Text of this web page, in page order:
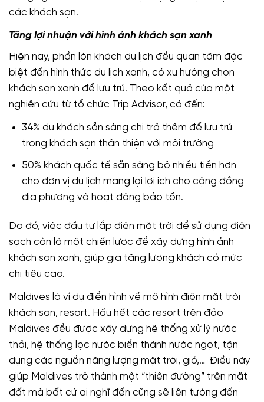
các khách sạn.
Tăng lợi nhuận với hình ảnh khách sạn xanh
Hiện nay, phần lớn khách du lịch đều quan tâm đặc
biệt đến hình thức du lịch xanh, có xu hướng chọn
khách sạn xanh để lưu trú. Theo kết quả của một
nghiên cứu từ tổ chức Trip Advisor, có đến:
34% du khách sẵn sàng chi trả thêm để lưu trú
trong khách sạn thân thiện với môi trường
50% khách quốc tế sẵn sàng bỏ nhiều tiền hơn
cho đơn vị du lịch mang lại lợi ích cho cộng đồng
địa phương và hoạt động bảo tồn.
Do đó, việc đầu tư lắp điện mặt trời để sử dụng điện
sạch còn là một chiến lược để xây dựng hình ảnh
khách sạn xanh, giúp gia tăng lượng khách có mức
chi tiêu cao.
Maldives là ví dụ điển hình về mô hình điện mặt trời
khách sạn, resort. Hầu hết các resort trên đảo
Maldives đều được xây dựng hệ thống xử lý nước
thải, hệ thống lọc nước biển thành nước ngọt, tận
dụng các nguồn năng lượng mặt trời, gió,… Điều này
giúp Maldives trở thành một “thiên đường” trên mặt
đất mà bất cứ ai nghĩ đến cũng sẽ liên tưởng đến